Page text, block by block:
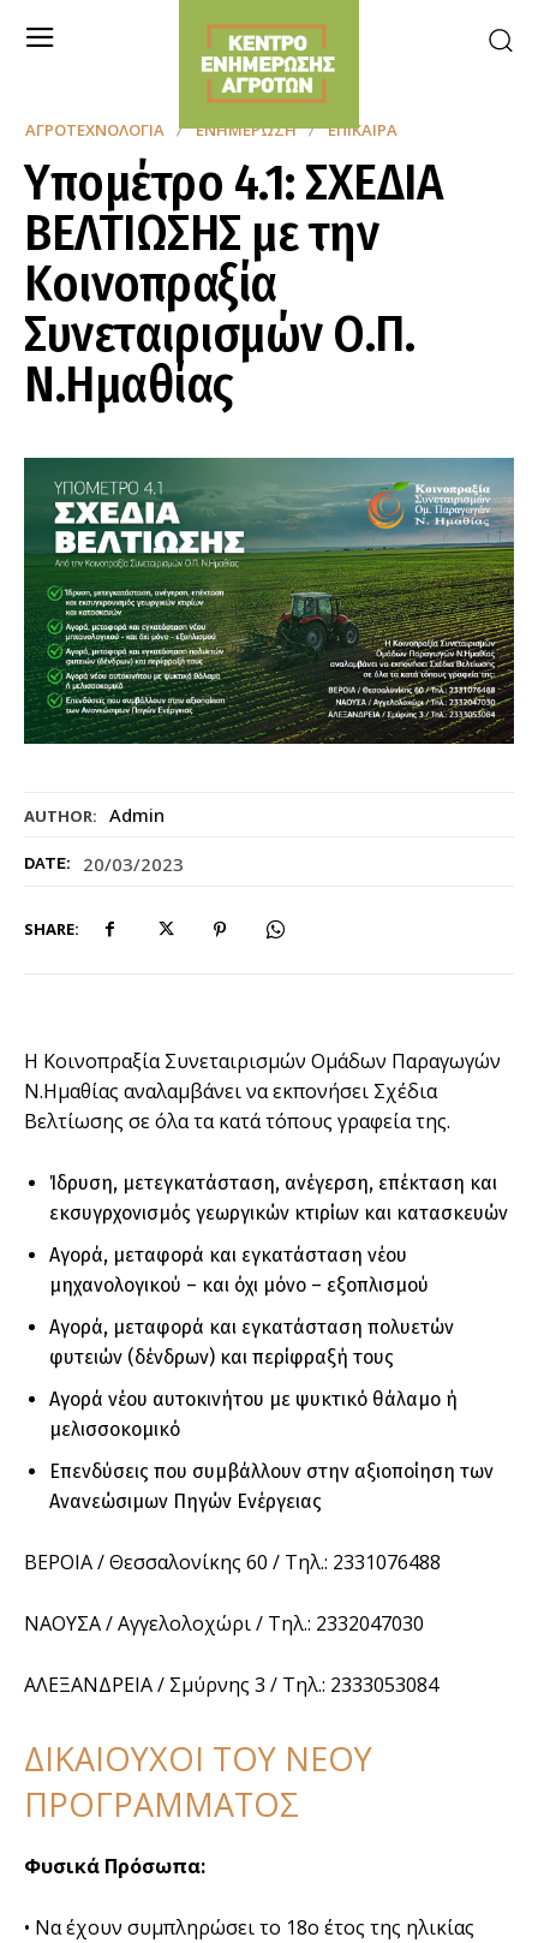
AUTHOR: Admin
DATE: 20/03/2023
SHARE:
ΑΓΡΟΤΕΧΝΟΛΟΓΊΑ ΕΝΗΜΈΡΩΣΗ ΕΠΊΚΑΙΡΑ
Υπομέτρο 4.1: ΣΧΕΔΙΑ
ΒΕΛΤΙΩΣΗΣ με την
Κοινοπραξία
Συνεταιρισμών Ο.Π.
Ν.Ημαθίας
Η Κοινοπραξία Συνεταιρισμών Ομάδων Παραγωγών
Ν.Ημαθίας αναλαμβάνει να εκπονήσει Σχέδια
Βελτίωσης σε όλα τα κατά τόπους γραφεία της.
Ίδρυση, μετεγκατάσταση, ανέγερση, επέκταση και
εκσυγρχονισμός γεωργικών κτιρίων και κατασκευών
Αγορά, μεταφορά και εγκατάσταση νέου
μηχανολογικού – και όχι μόνο – εξοπλισμού
Αγορά, μεταφορά και εγκατάσταση πολυετών
φυτειών (δένδρων) και περίφραξή τους
Αγορά νέου αυτοκινήτου με ψυκτικό θάλαμο ή
μελισσοκομικό
Επενδύσεις που συμβάλλουν στην αξιοποίηση των
Ανανεώσιμων Πηγών Ενέργειας
ΒΕΡΟΙΑ / Θεσσαλονίκης 60 / Τηλ.: 2331076488
ΝΑΟΥΣΑ / Αγγελολοχώρι / Τηλ.: 2332047030
ΑΛΕΞΑΝΔΡΕΙΑ / Σμύρνης 3 / Τηλ.: 2333053084
ΔΙΚΑΙΟΥΧΟΙ ΤΟΥ ΝΕΟΥ
ΠΡΟΓΡΑΜΜΑΤΟΣ
Φυσικά Πρόσωπα:
• Να έχουν συμπληρώσει το 18ο έτος της ηλικίας